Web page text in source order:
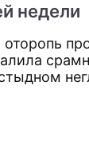
недели
оторопь
о